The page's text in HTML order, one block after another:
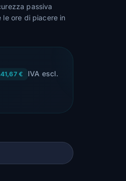
passiva
le ore di piacere in
€ IVA escl.